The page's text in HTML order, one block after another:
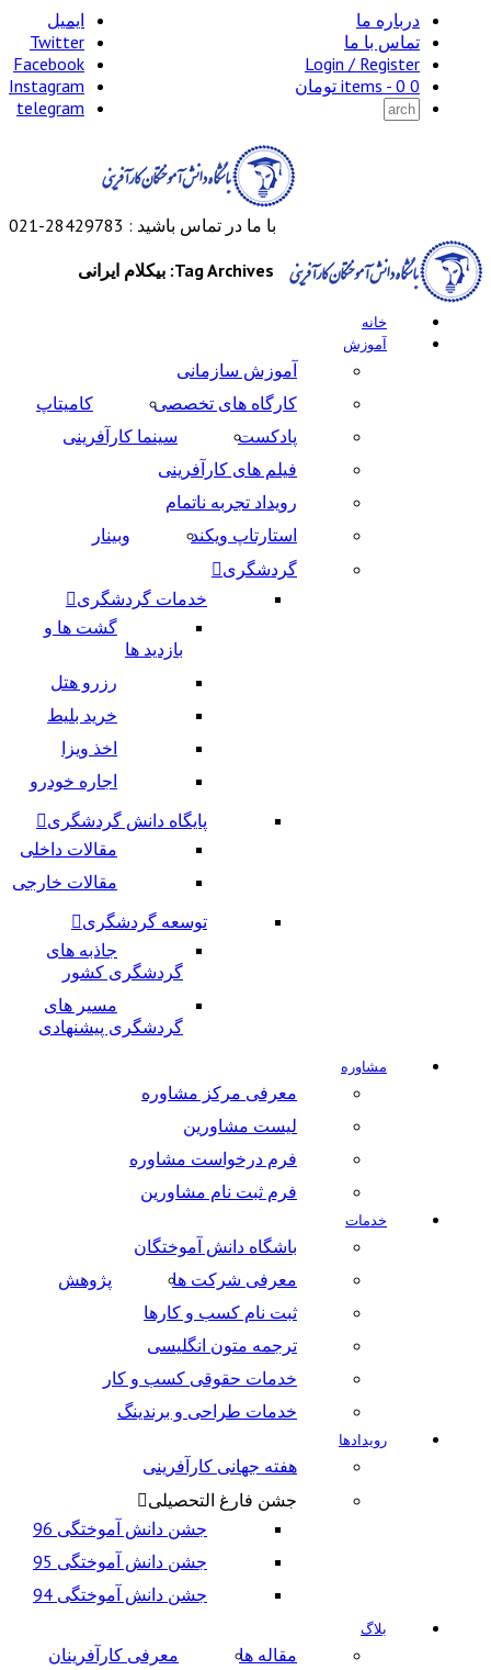
درباره ما
تماس با ما
Login / Register
0 items -
0 تومان
ایمیل
Twitter
Facebook
Instagram
telegram
با ما در تماس باشید : 28429783-021
خانه
آموزش
آموزش سازمانی
کارگاه های تخصصی
کامیتاپ
پادکست
سینما کارآفرینی
فیلم های کارآفرینی
رویداد تجربه ناتمام
استارتاپ ویکند
وبینار
گردشگری
خدمات گردشگری
گشت ها و
بازدید ها
رزرو هتل
خرید بلیط
اخذ ویزا
اجاره خودرو
پایگاه دانش گردشگری
مقالات داخلی
مقالات خارجی
توسعه گردشگری
جاذبه های
گردشگری کشور
مسیر های
گردشگری پیشنهادی
مشاوره
معرفی مرکز مشاوره
لیست مشاورین
فرم درخواست مشاوره
فرم ثبت نام مشاورین
خدمات
باشگاه دانش آموختگان
معرفی شرکت ها
پژوهش
ثبت نام کسب و کارها
ترجمه متون انگلیسی
خدمات حقوقی کسب و کار
خدمات طراحی و برندینگ
رویدادها
هفته جهانی کارآفرینی
جشن فارغ التحصیلی
جشن دانش آموختگی 96
جشن دانش آموختگی 95
جشن دانش آموختگی 94
بلاگ
مقاله ها معرفی کارآفرینان
Tag Archives: بیکلام ایرانی